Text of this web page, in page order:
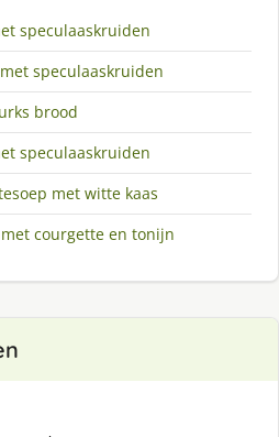
speculaaskruiden
speculaaskruiden
brood
speculaaskruiden
met witte kaas
courgette en tonijn